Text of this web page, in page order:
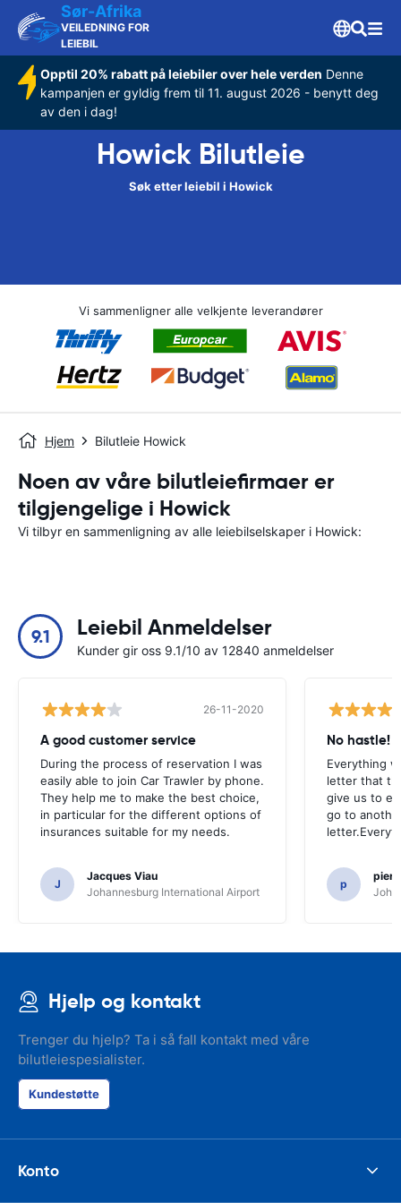
Sør-Afrika
VEILEDNING FOR
LEIEBIL
Opptil 20% rabatt på leiebiler over hele verden Denne
kampanjen er gyldig frem til 11. august 2026 - benytt deg
av den i dag!
Howick Bilutleie
Søk etter leiebil i Howick
Vi sammenligner alle velkjente leverandører
Hjem Bilutleie Howick
Noen av våre bilutleiefirmaer er
tilgjengelige i Howick
Vi tilbyr en sammenligning av alle leiebilselskaper i Howick:
9.1 Leiebil Anmeldelser
Kunder gir oss 9.1/10 av 12840 anmeldelser
26-11-2020
A good customer service
During the process of reservation I was
easily able to join Car Trawler by phone.
They help me to make the best choice,
in particular for the different options of
insurances suitable for my needs.
J
Jacques Viau
Johannesburg International Airport
No hastle!
Everything
letter that
give us to
go to
p
Hjelp og kontakt
Trenger du hjelp? Ta i så fall kontakt med våre
bilutleiespesialister.
Kundestøtte
Konto